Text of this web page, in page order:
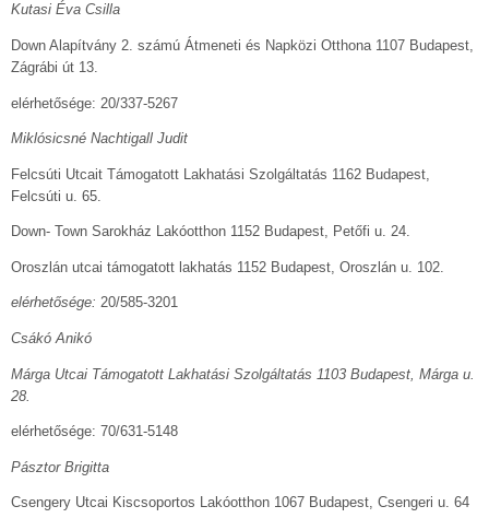
Kutasi Éva Csilla
Down Alapítvány 2. számú Átmeneti és Napközi Otthona 1107 Budapest,
Zágrábi út 13.
elérhetősége: 20/337-5267
Miklósicsné Nachtigall Judit
Felcsúti Utcait Támogatott Lakhatási Szolgáltatás 1162 Budapest,
Felcsúti u. 65.
Down- Town Sarokház Lakóotthon 1152 Budapest, Petőfi u. 24.
Oroszlán utcai támogatott lakhatás 1152 Budapest, Oroszlán u. 102.
elérhetősége: 20/585-3201
Csákó Anikó
Márga Utcai Támogatott Lakhatási Szolgáltatás 1103 Budapest, Márga u.
28.
elérhetősége: 70/631-5148
Pásztor Brigitta
Csengery Utcai Kiscsoportos Lakóotthon 1067 Budapest, Csengeri u. 64